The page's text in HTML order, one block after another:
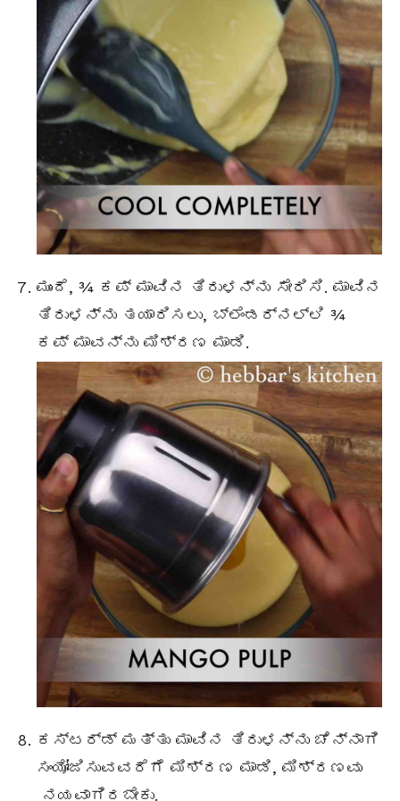
ಮುಂದೆ, ¾ ಕಪ್ ಮಾವಿನ ತಿರುಳನ್ನು ಸೇರಿಸಿ. ಮಾವಿನ
ತಿರುಳನ್ನು ತಯಾರಿಸಲು, ಬ್ಲೆಂಡರ್ನಲ್ಲಿ ¾
ಕಪ್ ಮಾವನ್ನು ಮಿಶ್ರಣ ಮಾಡಿ.
ಕಸ್ಟರ್ಡ್ ಮತ್ತು ಮಾವಿನ ತಿರುಳನ್ನು ಚೆನ್ನಾಗಿ
ಸಂಯೋಜಿಸುವವರೆಗೆ ಮಿಶ್ರಣ ಮಾಡಿ, ಮಿಶ್ರಣವು
ನಯವಾಗಿರಬೇಕು.